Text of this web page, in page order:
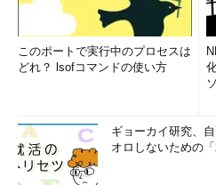
このポートで実行中のプロセスは
どれ？ lsofコマンドの使い方
ギョーカイ研究、
オロしないための